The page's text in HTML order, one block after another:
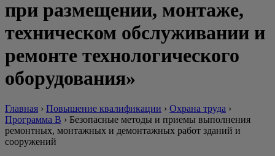
при размещении, монтаже,
техническом обслуживании и
ремонте технологического
оборудования»
Главная › Повышение квалификации › Охрана труда ›
Программа В › Безопасные методы и приемы выполнения
ремонтных, монтажных и демонтажных работ зданий и
сооружений